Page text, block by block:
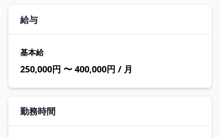
給与
基本給
250,000円 〜 400,000円 / 月
勤務時間